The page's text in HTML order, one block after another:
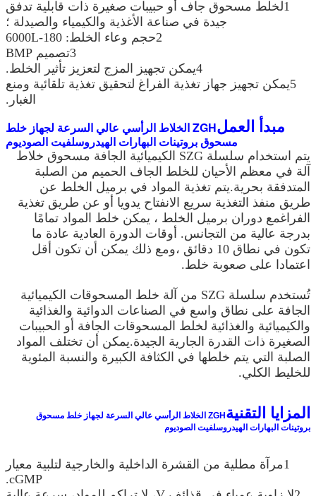
1لخلط مسحوق جاف أو حبيبات صغيرة ذات قابلية تدفق
جيدة في صناعة الأغذية والكيمياء والصيدلة ؛
2حجم وعاء الخلط: 180-6000L
3تصميم BMP
4يمكن تجهيز المزج لتعزيز تأثير الخلط.
5يمكن تجهيز جهاز تغذية الفراغ لتحقيق تغذية تلقائية ومنع
الغبار.
مبدأ العمل
ZGH الخلاط الرأسي عالي السرعة لجهاز خلط
مسحوق بروتينات البهارات الهيدروسلفيت الصوديوم
يتم استخدام سلسلة SZG الكيميائية الجافة مسحوق خلاط
آلة في معظم الأحيان للخلط الجاف الحميم من الصلبة
المتدفقة بحرية.يتم تغذية المواد في برميل الخلط عن
طريق منفذ التغذية سريع الانفتاح يدويا أو عن طريق تغذية
الفراغمع دوران برميل الخلط ، يمكن خلط المواد تمامًا
بدرجة عالية من التجانس. أوقات الدورة العادية عادة ما
تكون في نطاق 10 دقائق ،ومع ذلك يمكن أن تكون أقل
اعتمادا على صعوبة خلط.
تُستخدم سلسلة SZG من آلة خلط المسحوقات الكيميائية
الجافة على نطاق واسع في الصناعات الدوائية والغذائية
والكيميائية والغذائية لخلط المسحوقات الجافة أو الحبيبات
الصغيرة ذات القدرة الجارية الجيدة.يمكن أن تختلف المواد
الصلبة التي يتم خلطها في الكثافة الكبيرة والنسبة المئوية
للخليط الكلي.
المزايا التقنية
ZGH الخلاط الرأسي عالي السرعة لجهاز خلط مسحوق
بروتينات البهارات الهيدروسلفيت الصوديوم
1مرآة مطلية من القشرة الداخلية والخارجية لتلبية معيار
cGMP.